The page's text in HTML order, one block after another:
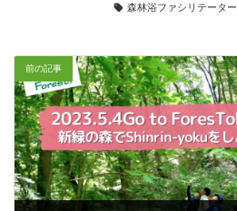
森林浴ファシリテーター
前の記事